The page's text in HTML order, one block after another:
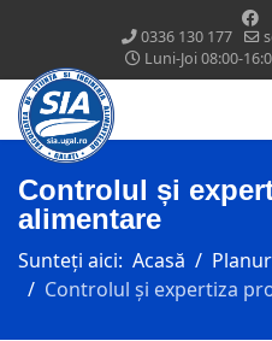
0336 130 177
Luni-Joi 08:00-
Controlul și
alimentare
Sunteți aici: Acasă
Controlul și expertiza